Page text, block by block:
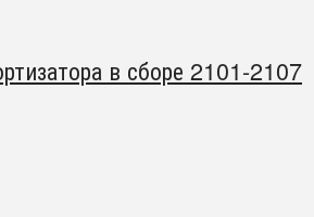
в сборе 2101-2107